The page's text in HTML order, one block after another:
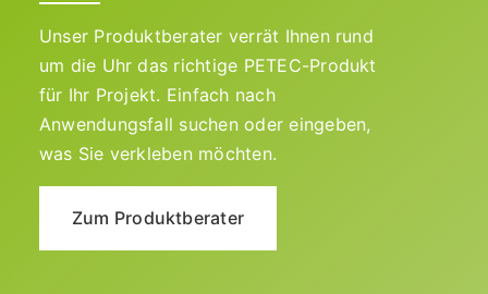
Unser Produktberater verrät Ihnen rund
um die Uhr das richtige PETEC-Produkt
für Ihr Projekt. Einfach nach
Anwendungsfall suchen oder eingeben,
was Sie verkleben möchten.
Zum Produktberater